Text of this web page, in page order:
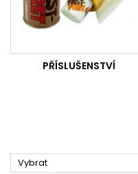
PŘÍSLUŠENSTVÍ
Vybrat